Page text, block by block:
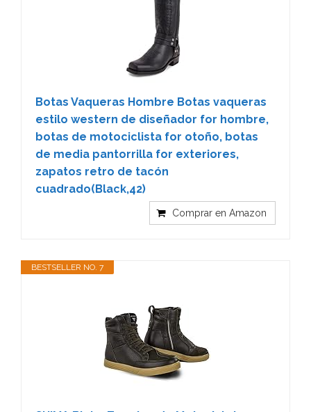
Botas Vaqueras Hombre Botas vaqueras
estilo western de diseñador for hombre,
botas de motociclista for otoño, botas
de media pantorrilla for exteriores,
zapatos retro de tacón
cuadrado(Black,42)
Comprar en Amazon
BESTSELLER NO. 7